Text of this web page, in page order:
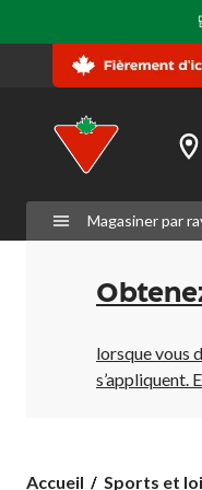
votre
est
AB,
à
Magasiner par
lorsque vous
s’appliquent.
Accueil Sports et